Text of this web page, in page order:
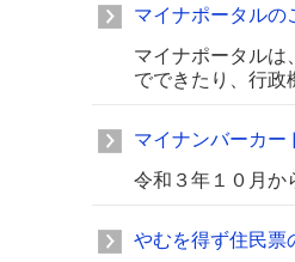
マイナポータルの
マイナポータルは
でできたり、行政
マイナンバーカー
令和３年１０月か
やむを得ず住民票